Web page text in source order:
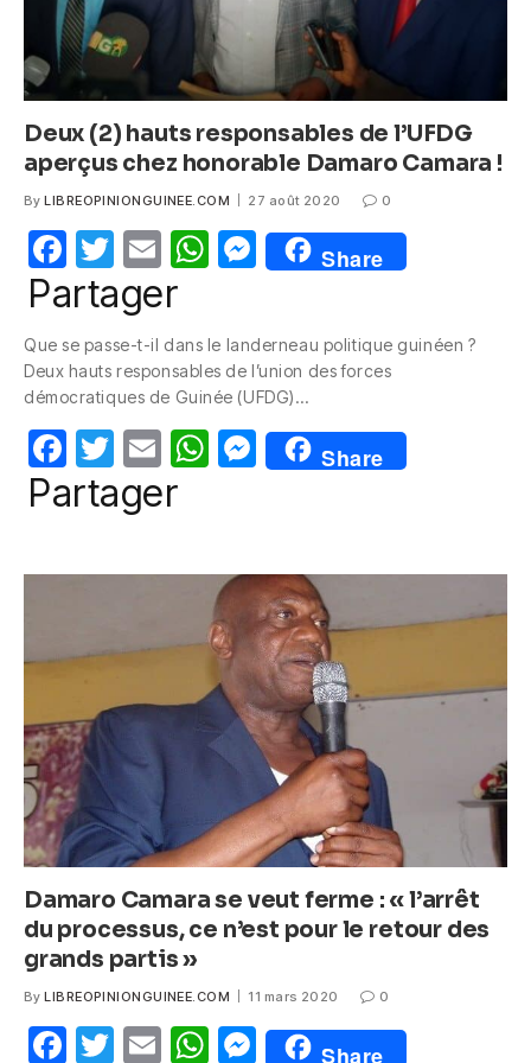
Deux (2) hauts responsables de l’UFDG
aperçus chez honorable Damaro Camara !
By LIBREOPINIONGUINEE.COM 27 août 2020 0
F
a
e
b
o
o
k
T
w
itt
er
E
m
W
s
A
p
p
M
e
e
n
g
er
Share
Partager
Que se passe-t-il dans le landerneau politique guinéen ?
Deux hauts responsables de l’union des forces
démocratiques de Guinée (UFDG)…
F
a
e
o
k
T
w
itt
er
E
m
W
s
A
p
p
M
e
e
n
g
er
Share
Partager
Damaro Camara se veut ferme : « l’arrêt
du processus, ce n’est pour le retour des
grands partis »
By LIBREOPINIONGUINEE.COM 11 mars 2020 0
F
T
E
W M
Share